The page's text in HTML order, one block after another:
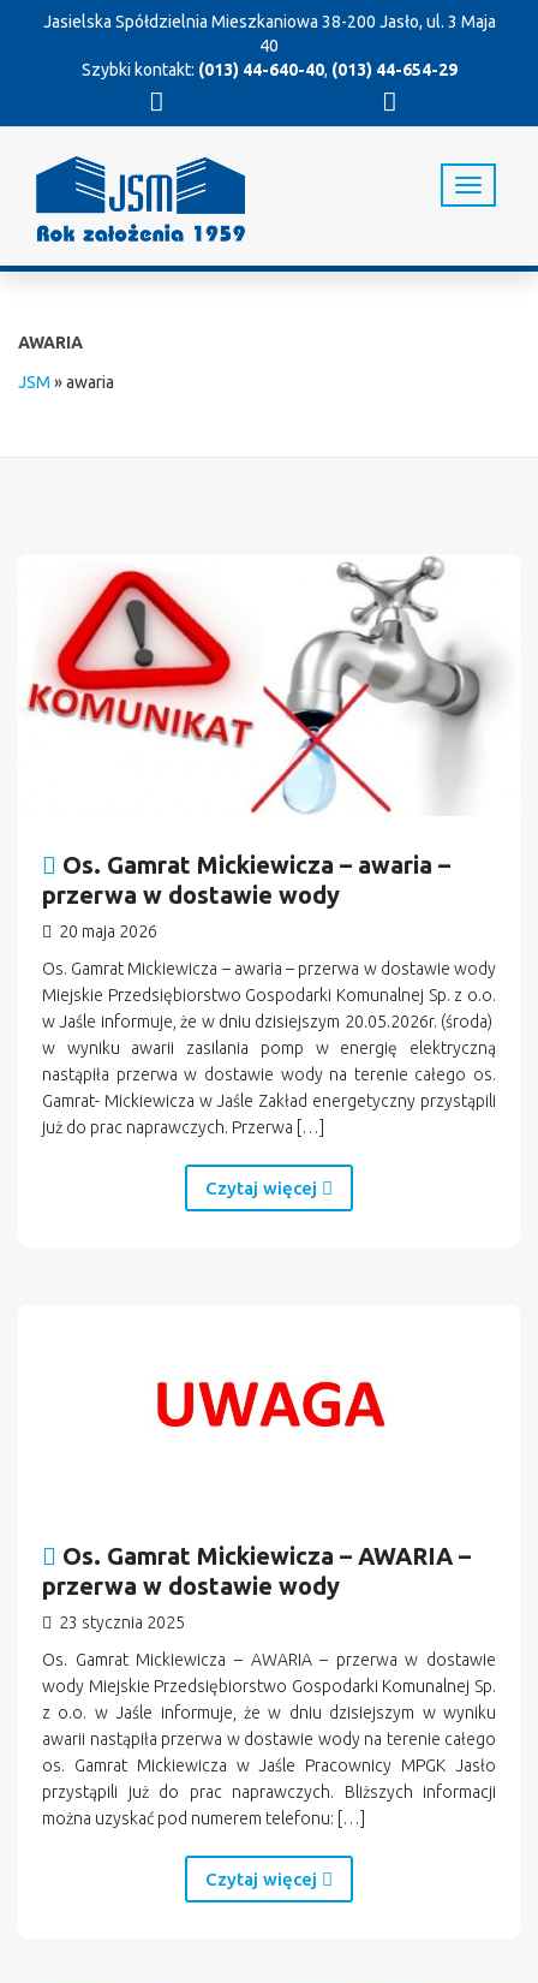
Jasielska Spółdzielnia Mieszkaniowa 38-200 Jasło, ul. 3 Maja
40
Szybki kontakt: (013) 44-640-40, (013) 44-654-29
T
o
AWARIA
JSM »awaria
Os. Gamrat Mickiewicza – awaria –
przerwa w dostawie wody
20 maja 2026
Os. Gamrat Mickiewicza – awaria – przerwa w dostawie wody
Miejskie Przedsiębiorstwo Gospodarki Komunalnej Sp. z o.o.
w Jaśle informuje, że w dniu dzisiejszym 20.05.2026r. (środa)
w wyniku awarii zasilania pomp w energię elektryczną
nastąpiła przerwa w dostawie wody na terenie całego os.
Gamrat- Mickiewicza w Jaśle Zakład energetyczny przystąpili
już do prac naprawczych. Przerwa […]
Czytaj więcej
Os. Gamrat Mickiewicza – AWARIA –
przerwa w dostawie wody
23 stycznia 2025
Os. Gamrat Mickiewicza – AWARIA – przerwa w dostawie
wody Miejskie Przedsiębiorstwo Gospodarki Komunalnej Sp.
z o.o. w Jaśle informuje, że w dniu dzisiejszym w wyniku
awarii nastąpiła przerwa w dostawie wody na terenie całego
os. Gamrat Mickiewicza w Jaśle Pracownicy MPGK Jasło
przystąpili już do prac naprawczych. Bliższych informacji
można uzyskać pod numerem telefonu: […]
Czytaj więcej